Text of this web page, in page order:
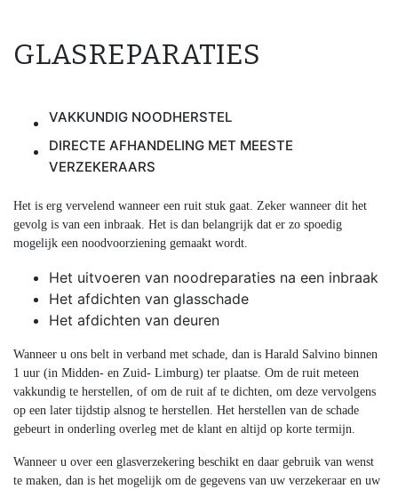
GLASREPARATIES
VAKKUNDIG NOODHERSTEL
DIRECTE AFHANDELING MET MEESTE
VERZEKERAARS
Het is erg vervelend wanneer een ruit stuk gaat. Zeker wanneer dit het
gevolg is van een inbraak. Het is dan belangrijk dat er zo spoedig
mogelijk een noodvoorziening gemaakt wordt.
Het uitvoeren van noodreparaties na een inbraak
Het afdichten van glasschade
Het afdichten van deuren
Wanneer u ons belt in verband met schade, dan is Harald Salvino binnen
1 uur (in Midden- en Zuid- Limburg) ter plaatse. Om de ruit meteen
vakkundig te herstellen, of om de ruit af te dichten, om deze vervolgens
op een later tijdstip alsnog te herstellen. Het herstellen van de schade
gebeurt in onderling overleg met de klant en altijd op korte termijn.
Wanneer u over een glasverzekering beschikt en daar gebruik van wenst
te maken, dan is het mogelijk om de gegevens van uw verzekeraar en uw